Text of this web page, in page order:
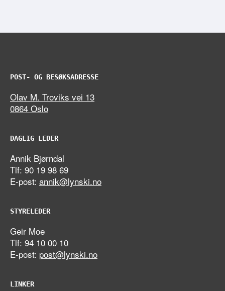
POST- OG BESØKSADRESSE
Olav M. Troviks vei 13
0864 Oslo
DAGLIG LEDER
Annik Bjørndal
Tlf: 90 19 98 69
E-post: annik@lynski.no
STYRELEDER
Geir Moe
Tlf: 94 10 00 10
E-post: post@lynski.no
LINKER